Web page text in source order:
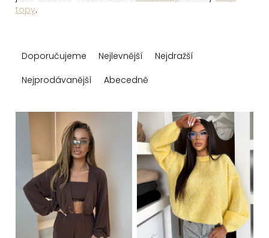
topy.
a
n
o
Doporučujeme Nejlevnější
Nejdražší
Nejprodávanější
Abecedně